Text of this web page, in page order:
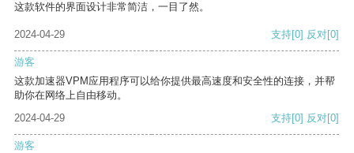
这款软件的界面设计非常简洁，一目了然。
2024-04-29 支持[0] 反对[0]
游客
这款加速器VPM应用程序可以给你提供最高速度和安全性的连接，并帮
助你在网络上自由移动。
2024-04-29
支持[0] 反对[0]
游客